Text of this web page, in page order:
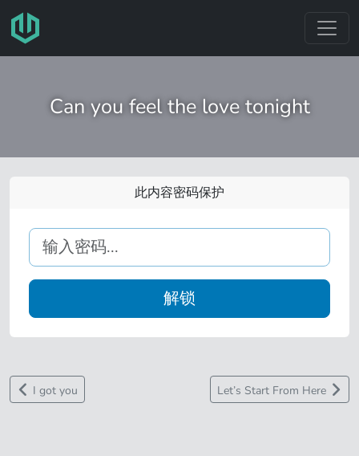
跳转至主要内容
Can you feel the love tonight
此内容密码保护
解锁
I got you Let’s Start From Here